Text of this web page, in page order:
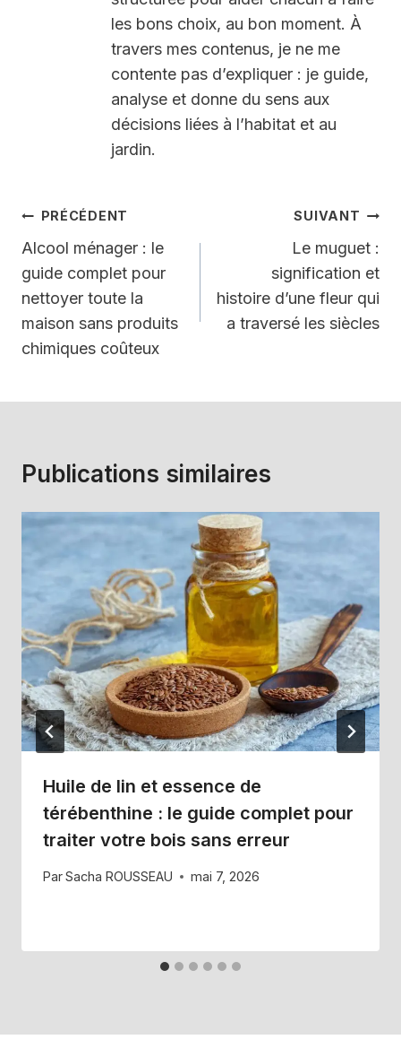
les bons choix, au bon moment. À
travers mes contenus, je ne me
contente pas d’expliquer : je guide,
analyse et donne du sens aux
décisions liées à l’habitat et au
jardin.
Navigation
de
l’article
PRÉCÉDENT
Alcool ménager : le
guide complet pour
nettoyer toute la
maison sans produits
chimiques coûteux
SUIVANT
Le muguet :
signification et
histoire d’une fleur qui
a traversé les siècles
Publications similaires
Huile de lin et essence de
térébenthine : le guide complet pour
traiter votre bois sans erreur
ParSacha ROUSSEAU mai 7, 2026